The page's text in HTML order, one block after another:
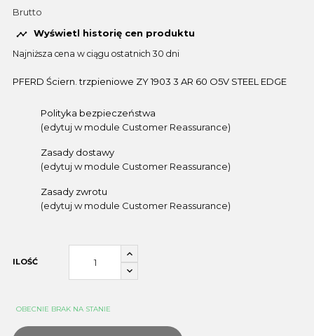
Brutto
 Wyświetl historię cen produktu
Najniższa cena w ciągu ostatnich 30 dni
PFERD Ściern. trzpieniowe ZY 1903 3 AR 60 O5V STEEL EDGE
Polityka bezpieczeństwa
(edytuj w module Customer Reassurance)
Zasady dostawy
(edytuj w module Customer Reassurance)
Zasady zwrotu
(edytuj w module Customer Reassurance)
ILOŚĆ
OBECNIE BRAK NA STANIE